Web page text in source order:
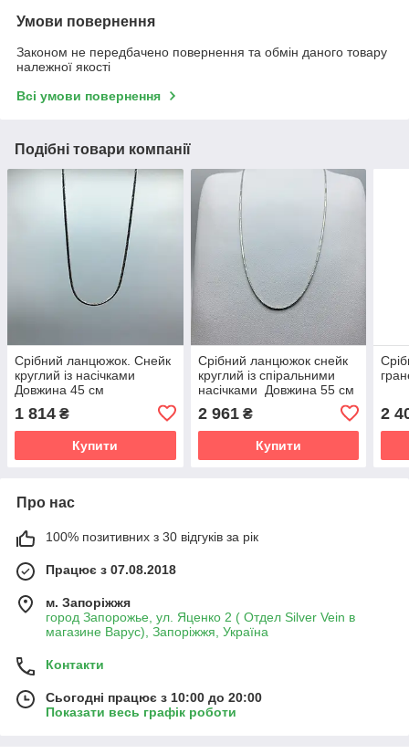
Умови повернення
Законом не передбачено повернення та обмін даного товару
належної якості
Всі умови повернення
Подібні товари компанії
Срібний ланцюжок. Снейк
круглий із насічками
Довжина 45 см
1 814 ₴
Купити
Срібний ланцюжок снейк
круглий із спіральними
насічками Довжина 55 см
2 961₴
Купити
2
Про нас
100% позитивних з 30 відгуків за рік
Працює з 07.08.2018
м. Запоріжжя
город Запорожье, ул. Яценко 2 ( Отдел Silver Vein в
магазине Варус), Запоріжжя, Україна
Контакти
Сьогодні працює з 10:00 до 20:00
Показати весь графік роботи